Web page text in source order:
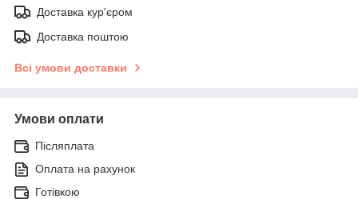
Доставка кур'єром
Доставка поштою
Всі умови доставки
Умови оплати
Післяплата
Оплата на рахунок
Готівкою